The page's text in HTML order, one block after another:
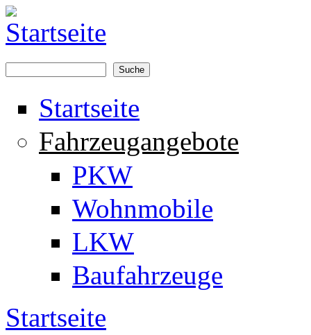
Direkt zum Inhalt
Startseite
Fahrzeugangebote
PKW
Wohnmobile
LKW
Baufahrzeuge
Sie sind hier
Startseite